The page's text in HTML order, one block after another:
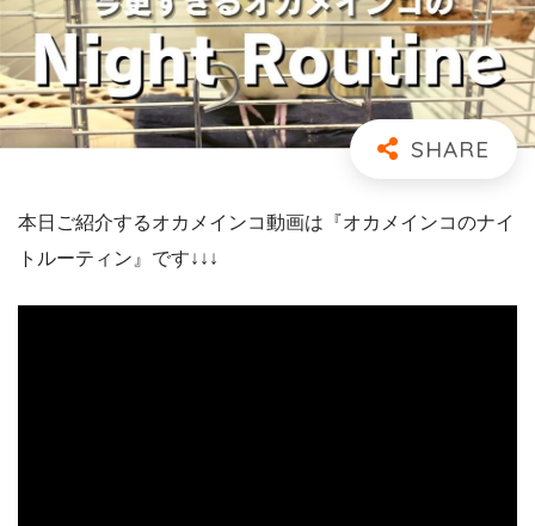
本日ご紹介するオカメインコ動画は『オカメインコのナイ
トルーティン』です↓↓↓